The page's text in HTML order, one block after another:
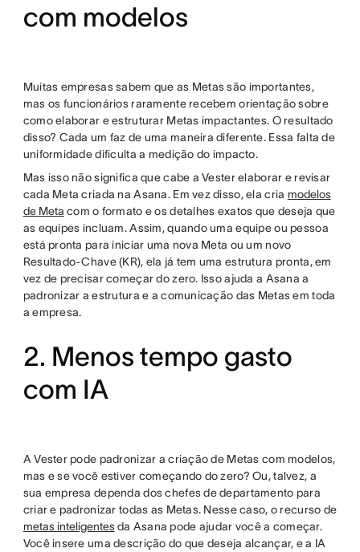
com modelos
Muitas empresas sabem que as Metas são importantes,
mas os funcionários raramente recebem orientação sobre
como elaborar e estruturar Metas impactantes. O resultado
disso? Cada um faz de uma maneira diferente. Essa falta de
uniformidade dificulta a medição do impacto.
Mas isso não significa que cabe a Vester elaborar e revisar
cada Meta criada na Asana. Em vez disso, ela cria modelos
de Meta com o formato e os detalhes exatos que deseja que
as equipes incluam. Assim, quando uma equipe ou pessoa
está pronta para iniciar uma nova Meta ou um novo
Resultado-Chave (KR), ela já tem uma estrutura pronta, em
vez de precisar começar do zero. Isso ajuda a Asana a
padronizar a estrutura e a comunicação das Metas em toda
a empresa.
2. Menos tempo gasto
com IA
A Vester pode padronizar a criação de Metas com modelos,
mas e se você estiver começando do zero? Ou, talvez, a
sua empresa dependa dos chefes de departamento para
criar e padronizar todas as Metas. Nesse caso, o recurso de
metas inteligentesda Asana pode ajudar você a começar.
Você insere uma descrição do que deseja alcançar, e a IA